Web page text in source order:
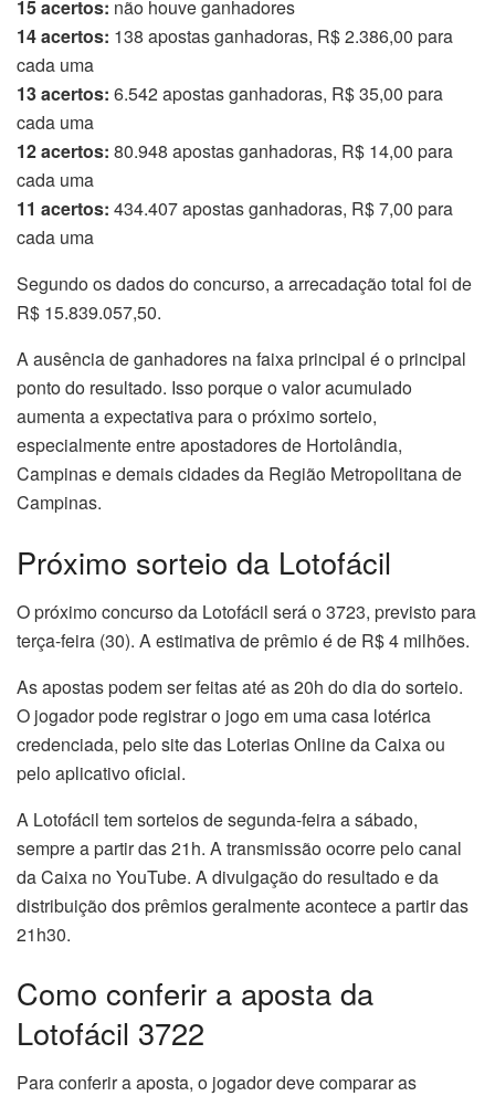
15 acertos: não houve ganhadores
14 acertos: 138 apostas ganhadoras, R$ 2.386,00 para
cada uma
13 acertos: 6.542 apostas ganhadoras, R$ 35,00 para
cada uma
12 acertos: 80.948 apostas ganhadoras, R$ 14,00 para
cada uma
11 acertos: 434.407 apostas ganhadoras, R$ 7,00 para
cada uma
Segundo os dados do concurso, a arrecadação total foi de
R$ 15.839.057,50.
A ausência de ganhadores na faixa principal é o principal
ponto do resultado. Isso porque o valor acumulado
aumenta a expectativa para o próximo sorteio,
especialmente entre apostadores de Hortolândia,
Campinas e demais cidades da Região Metropolitana de
Campinas.
Próximo sorteio da Lotofácil
O próximo concurso da Lotofácil será o 3723, previsto para
terça-feira (30). A estimativa de prêmio é de R$ 4 milhões.
As apostas podem ser feitas até as 20h do dia do sorteio.
O jogador pode registrar o jogo em uma casa lotérica
credenciada, pelo site das Loterias Online da Caixa ou
pelo aplicativo oficial.
A Lotofácil tem sorteios de segunda-feira a sábado,
sempre a partir das 21h. A transmissão ocorre pelo canal
da Caixa no YouTube. A divulgação do resultado e da
distribuição dos prêmios geralmente acontece a partir das
21h30.
Como conferir a aposta da
Lotofácil 3722
Para conferir a aposta, o jogador deve comparar as